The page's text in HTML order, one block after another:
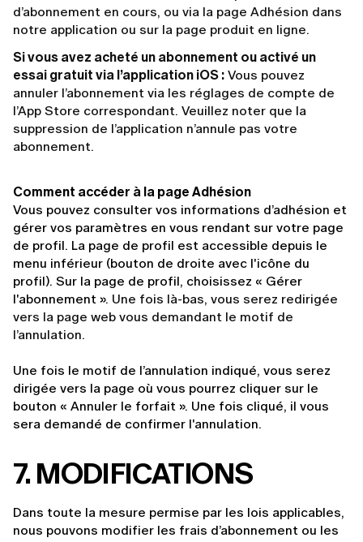
d’abonnement en cours, ou via la page Adhésion dans
notre application ou sur la page produit en ligne.
Si vous avez acheté un abonnement ou activé un
essai gratuit via l’application iOS : Vous pouvez
annuler l’abonnement via les réglages de compte de
l’App Store correspondant. Veuillez noter que la
suppression de l’application n’annule pas votre
abonnement.
Comment accéder à la page Adhésion
Vous pouvez consulter vos informations d’adhésion et
gérer vos paramètres en vous rendant sur votre page
de profil. La page de profil est accessible depuis le
menu inférieur (bouton de droite avec l'icône du
profil). Sur la page de profil, choisissez « Gérer
l'abonnement ». Une fois là-bas, vous serez redirigée
vers la page web vous demandant le motif de
l’annulation.
Une fois le motif de l’annulation indiqué, vous serez
dirigée vers la page où vous pourrez cliquer sur le
bouton « Annuler le forfait ». Une fois cliqué, il vous
sera demandé de confirmer l'annulation.
7. MODIFICATIONS
Dans toute la mesure permise par les lois applicables,
nous pouvons modifier les frais d’abonnement ou les